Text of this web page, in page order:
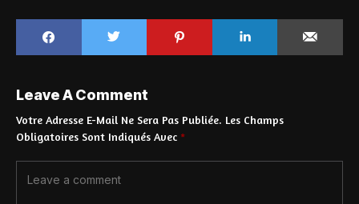
Leave A Comment
Votre Adresse E-Mail Ne Sera Pas Publiée. Les Champs
Obligatoires Sont Indiqués Avec *